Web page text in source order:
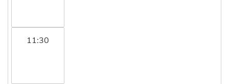
11:30